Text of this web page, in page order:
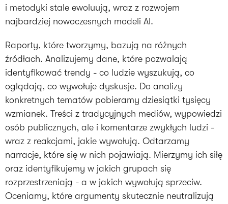
i metodyki stale ewoluują, wraz z rozwojem
najbardziej nowoczesnych modeli AI.
Raporty, które tworzymy, bazują na różnych
źródłach. Analizujemy dane, które pozwalają
identyfikować trendy - co ludzie wyszukują, co
oglądają, co wywołuje dyskusje. Do analizy
konkretnych tematów pobieramy dziesiątki tysięcy
wzmianek. Treści z tradycyjnych mediów, wypowiedzi
osób publicznych, ale i komentarze zwykłych ludzi -
wraz z reakcjami, jakie wywołują. Odtarzamy
narracje, które się w nich pojawiają. Mierzymy ich siłę
oraz identyfikujemy w jakich grupach się
rozprzestrzeniają - a w jakich wywołują sprzeciw.
Oceniamy, które argumenty skutecznie neutralizują